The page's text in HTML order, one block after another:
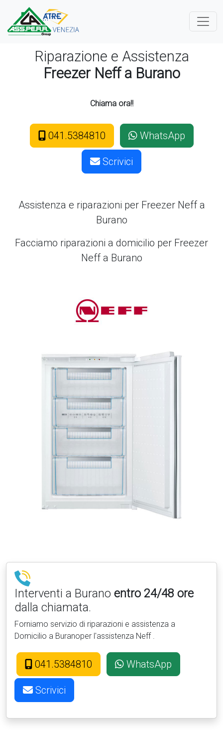
Riparazione e Assistenza
Freezer Neff a Burano
Chiama ora!!
041.5384810 WhatsApp
Scrivici
Assistenza e riparazioni per Freezer Neff a
Burano
Facciamo riparazioni a domicilio per Freezer
Neff a Burano
Interventi a Burano entro 24/48 ore
dalla chiamata.
Forniamo servizio di riparazioni e assistenza a
Domicilio a Buranoper l'assistenza Neff .
041.5384810 WhatsApp
Scrivici